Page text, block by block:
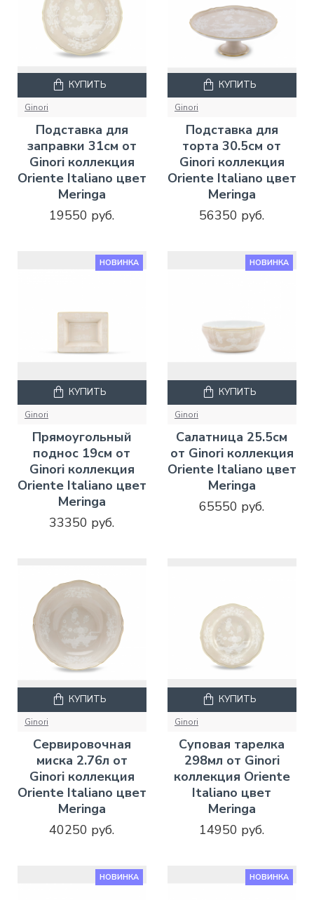
Ginori
Подставка для
заправки 31см от
Ginori коллекция
Oriente Italiano цвет
Meringa
19550 руб.
КУПИТЬ
Ginori
Подставка для
торта 30.5см от
Ginori коллекция
Oriente Italiano цвет
Meringa
56350 руб.
КУПИТЬ
НОВИНКА
Ginori
Прямоугольный
поднос 19см от
Ginori коллекция
Oriente Italiano цвет
Meringa
33350 руб.
КУПИТЬ
НОВИНКА
Ginori
Салатница 25.5см
от Ginori коллекция
Oriente Italiano цвет
Meringa
65550 руб.
КУПИТЬ
Ginori
Сервировочная
миска 2.76л от
Ginori коллекция
Oriente Italiano цвет
Meringa
40250 руб.
КУПИТЬ
Ginori
Суповая тарелка
298мл от Ginori
коллекция Oriente
Italiano цвет
Meringa
14950 руб.
КУПИТЬ
НОВИНКА НОВИНКА